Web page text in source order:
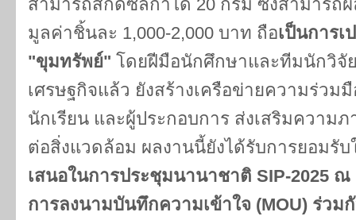
สามารถสกัดซิลิกาได้ 20 กรัม ซึ่งสามารถ
มูลค่าชิ้นละ 1,000-2,000 บาท ถือเป็นการเ
"ขุมทรัพย์" โดยฝีมือนักศึกษาและทีมนักวิจั
เศรษฐกิจแล้ว ยังสร้างเครือข่ายความร่วม
นักเรียน และผู้ประกอบการ ส่งเสริมความ
ต่อสิ่งแวดล้อม ผลงานนี้ยังได้รับการยอมรั
เสนอในการประชุมนานาชาติ SIP-2025
การลงนามบันทึกความเข้าใจ (MOU) ร่ว